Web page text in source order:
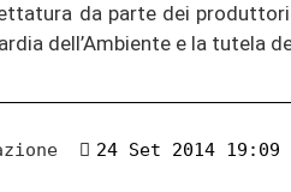
da parte dei
dell’Ambiente e la tutela
24 Set 2014 19:09